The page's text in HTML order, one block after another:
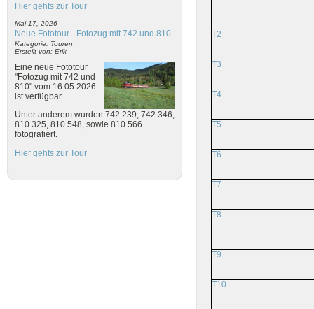
Hier gehts zur Tour
Mai 17, 2026
Neue Fototour - Fotozug mit 742 und 810
Kategorie: Touren
Erstellt von: Erik
Eine neue Fototour
"Fotozug mit 742 und
810" vom 16.05.2026
ist verfügbar.
Unter anderem wurden 742 239, 742 346,
810 325, 810 548, sowie 810 566
fotografiert.
Hier gehts zur Tour
T2
T3
T4
T5
T6
T7
T8
T9
T10